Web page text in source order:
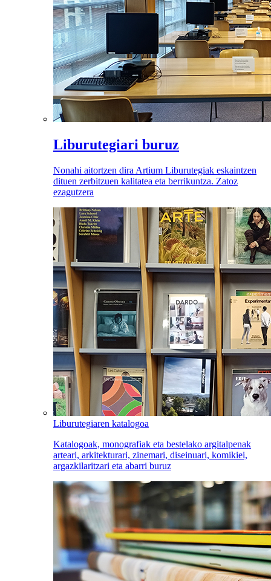
Liburutegiari buruz
Nonahi aitortzen dira Artium Liburutegiak eskaintzen
dituen zerbitzuen kalitatea eta berrikuntza. Zatoz
ezagutzera
Liburutegiaren katalogoa
Katalogoak, monografiak eta bestelako argitalpenak
arteari, arkitekturari, zinemari, diseinuari, komikiei,
argazkilaritzari eta abarri buruz